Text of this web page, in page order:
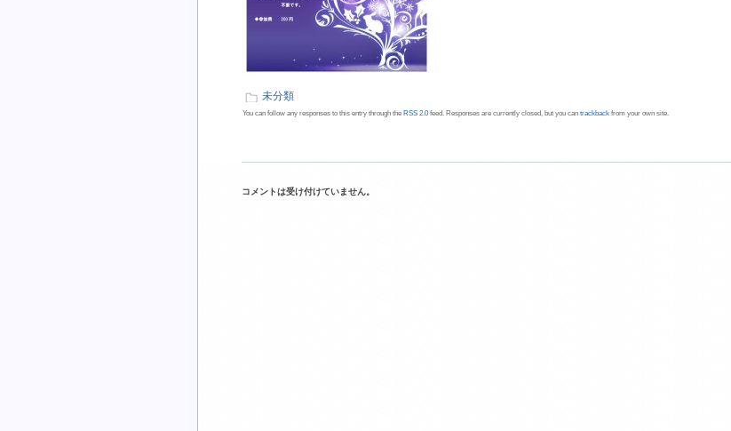
未分類
You can follow any responses to this entry through the RSS 2.0 feed. Responses are currently closed, but you can trackback from your own site.
コメントは受け付けていません。